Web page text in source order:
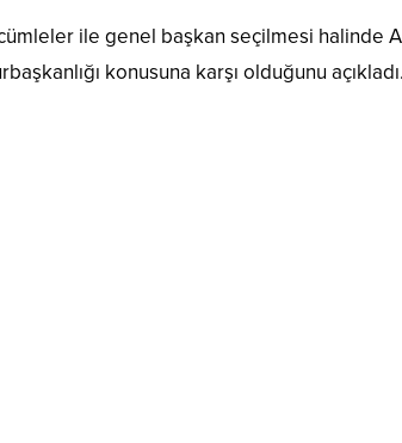
ile genel başkan seçilmesi halinde
konusuna karşı olduğunu açıkladı.